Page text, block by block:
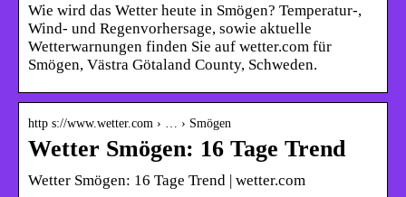
Wie wird das Wetter heute in Smögen? Temperatur-,
Wind- und Regenvorhersage, sowie aktuelle
Wetterwarnungen finden Sie auf wetter.com für
Smögen, Västra Götaland County, Schweden.
http s://www.wetter.com › … › Smögen
Wetter Smögen: 16 Tage Trend
Wetter Smögen: 16 Tage Trend | wetter.com